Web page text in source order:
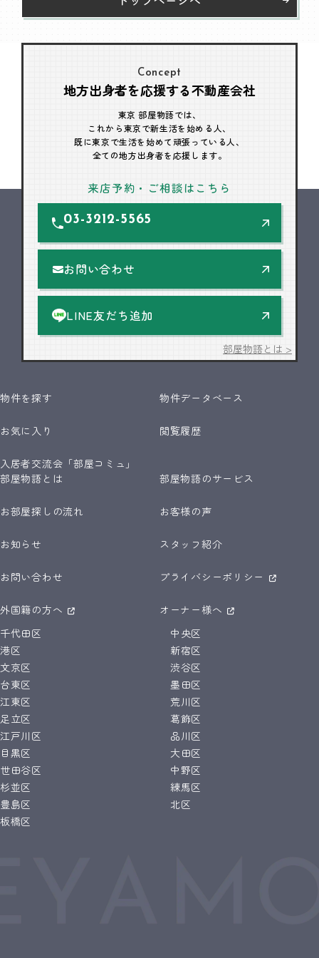
Concept
地方出身者を応援する不動産会社
東京 部屋物語では、
これから東京で新生活を始める人、
既に東京で生活を始めて頑張っている人、
全ての地方出身者を応援します。
来店予約・ご相談はこちら
03-3212-5565
お問い合わせ
LINE友だち追加
部屋物語とは >
物件を探す 物件データベース
お気に入り 閲覧履歴
入居者交流会「部屋コミュ」
部屋物語とは
部屋物語のサービス
お部屋探しの流れ お客様の声
お知らせ スタッフ紹介
お問い合わせ プライバシーポリシー
外国籍の方へ
オーナー様へ
千代田区
中央区
港区
新宿区
文京区
渋谷区
台東区
墨田区
江東区
荒川区
足立区
葛飾区
江戸川区
品川区
目黒区
大田区
世田谷区
中野区
杉並区
練馬区
豊島区
北区
板橋区